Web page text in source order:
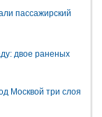
пассажирский
двое раненых
Москвой три слоя